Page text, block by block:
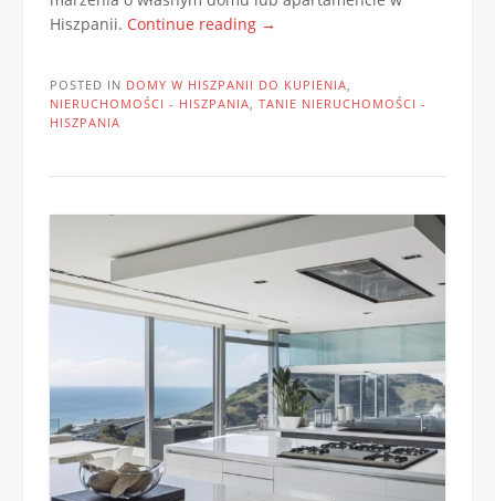
Hiszpanii. Continue reading „Ekonomiczne
na
→
POSTED IN DOMY W HISZPANII DO KUPIENIA
NIERUCHOMOŚCI - HISZPANIA TANIE NIERUCHOMOŚCI -
HISZPANIA